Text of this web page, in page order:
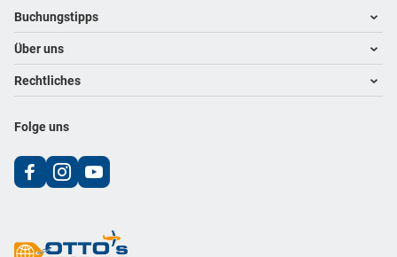
Footer navigation
Buchungstipps
Warum im Reisebüro buchen
Hoteltipps
Reisewelten
Über uns
Kontakt
Karriere
Rechtliches
Folge uns